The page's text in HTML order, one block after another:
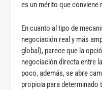
es un mérito que conviene
En cuanto al tipo de
negociación real y más
global), parece que la
negociación directa entre
poco, además, se abre
propicia para